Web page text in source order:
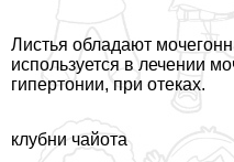
Листья обладают
используется в лечении
гипертонии, при отеках.
клубни чайота